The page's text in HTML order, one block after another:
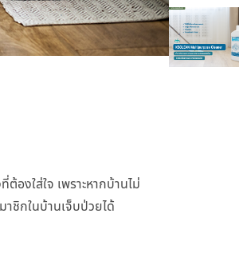
งใส่ใจ เพราะหากบ้านไม่
าชิกในบ้านเจ็บป่วยได้